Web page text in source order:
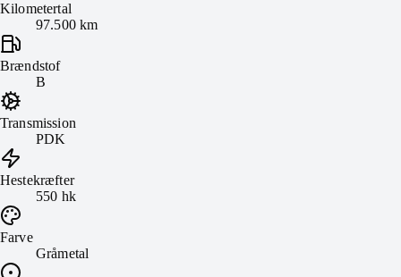
Kilometertal
97.500 km
Brændstof
B
Transmission
PDK
Hestekræfter
550 hk
Farve
Gråmetal